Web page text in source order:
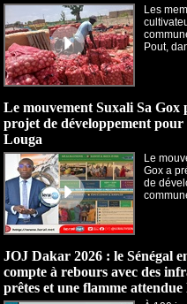
Les
Pout,
Le mouvement Suxali Sa Gox
projet de développement pour
Louga
Le
Gox a
de
JOJ Dakar 2026 : le Sénégal
compte à rebours avec des
prêtes et une flamme attendue